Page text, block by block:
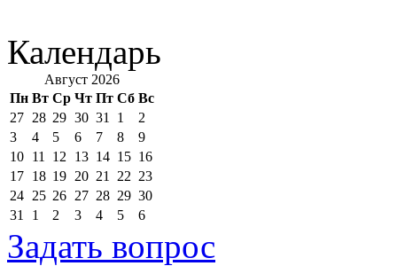
Календарь
Август 2026
Пн Вт Ср Чт Пт Сб Вс
27 28 29 30 31 1
2
3
4 5 6 7 8
9
10 11 12 13 14 15 16
17 18 19 20 21 22 23
24 25 26 27 28 29 30
31
1 2 3 4 5 6
Задать вопрос